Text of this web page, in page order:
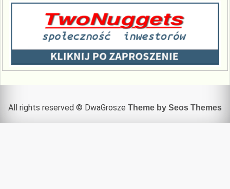
All rights reserved © DwaGrosze Theme by Seos Themes